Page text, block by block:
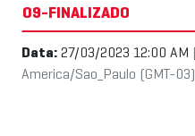
09-FINALIZADO
Data: 27/03/2023 12:00 AM
America/Sao_Paulo (GMT-03)]